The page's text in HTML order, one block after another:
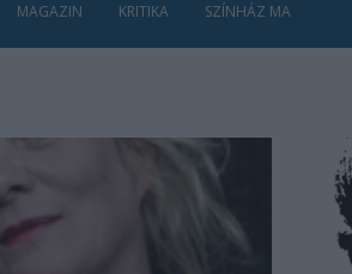
MAGAZIN KRITIKA SZÍNHÁZ MA